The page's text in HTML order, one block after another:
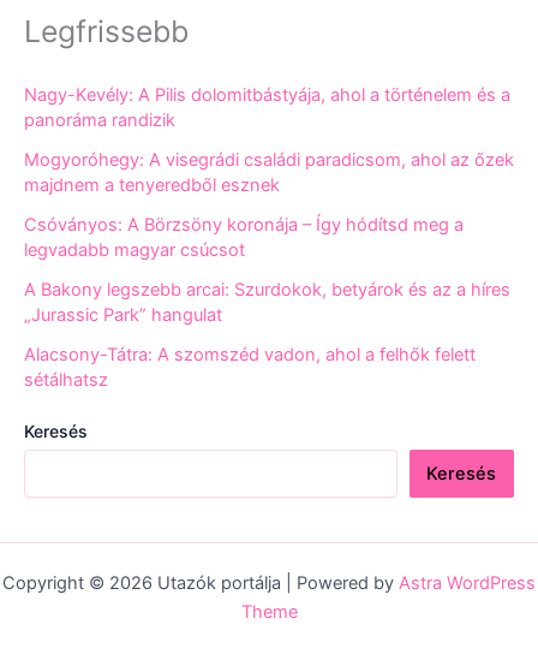
Legfrissebb
Nagy-Kevély: A Pilis dolomitbástyája, ahol a történelem és a
panoráma randizik
Mogyoróhegy: A visegrádi családi paradicsom, ahol az őzek
majdnem a tenyeredből esznek
Csóványos: A Börzsöny koronája – Így hódítsd meg a
legvadabb magyar csúcsot
A Bakony legszebb arcai: Szurdokok, betyárok és az a híres
„Jurassic Park” hangulat
Alacsony-Tátra: A szomszéd vadon, ahol a felhők felett
sétálhatsz
Keresés
Keresés
Copyright © 2026 Utazók portálja | Powered by Astra WordPress
Theme